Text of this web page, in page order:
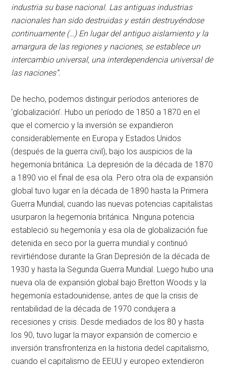
industria su base nacional. Las antiguas industrias
nacionales han sido destruidas y están destruyéndose
continuamente (…) En lugar del antiguo aislamiento y la
amargura de las regiones y naciones, se establece un
intercambio universal, una interdependencia universal de
las naciones”.
De hecho, podemos distinguir períodos anteriores de
‘globalización’. Hubo un período de 1850 a 1870 en el
que el comercio y la inversión se expandieron
considerablemente en Europa y Estados Unidos
(después de la guerra civil), bajo los auspicios de la
hegemonía británica. La depresión de la década de 1870
a 1890 vio el final de esa ola. Pero otra ola de expansión
global tuvo lugar en la década de 1890 hasta la Primera
Guerra Mundial, cuando las nuevas potencias capitalistas
usurparon la hegemonía británica. Ninguna potencia
estableció su hegemonía y esa ola de globalización fue
detenida en seco por la guerra mundial y continuó
revirtiéndose durante la Gran Depresión de la década de
1930 y hasta la Segunda Guerra Mundial. Luego hubo una
nueva ola de expansión global bajo Bretton Woods y la
hegemonía estadounidense, antes de que la crisis de
rentabilidad de la década de 1970 condujera a
recesiones y crisis. Desde mediados de los 80 y hasta
los 90, tuvo lugar la mayor expansión de comercio e
inversión transfronteriza en la historia dedel capitalismo,
cuando el capitalismo de EEUU y europeo extendieron